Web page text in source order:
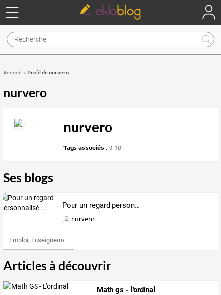
Accueil » Profil de nurvero
nurvero
nurvero
Tags associés : 0-10
Ses blogs
Pour un regard personnalisé ...
nurvero
Emploi, Enseignement & Etudes
Articles à découvrir
Math gs - l'ordinal